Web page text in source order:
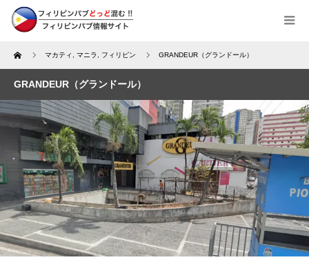
Home マカティ マニラ フィリピン GRANDEUR（グランドール）
GRANDEUR（グランドール）